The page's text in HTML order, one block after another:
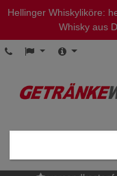
Hellinger Whiskyliköre:
Whisky aus